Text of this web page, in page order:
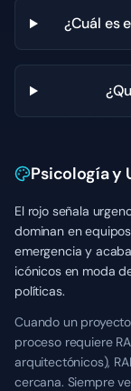
¿Cuál es
Psicología y
El rojo señala
dominan en
emergencia y
icónicos en moda
políticas.
Cuando un
proceso requiere
arquitectónicos),
cercana. Siempre